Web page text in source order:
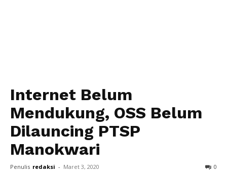
Internet Belum
Mendukung, OSS Belum
Dilauncing PTSP
Manokwari
Penulis redaksi - Maret 3, 2020 0